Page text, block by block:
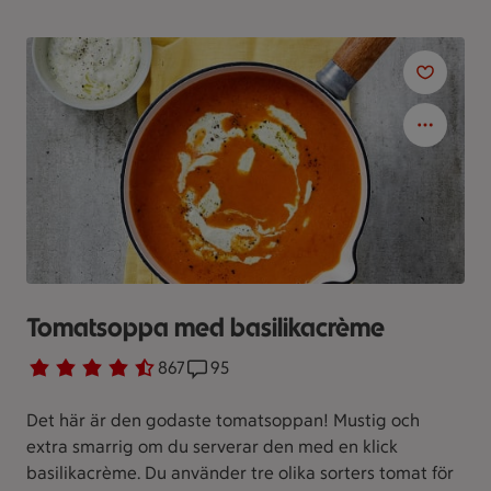
Tomatsoppa med basilikacrème
Betyg 4.4 av 5. 867
867 personer har röstatReceptet har 95 kommentarer
95
Det här är den godaste tomatsoppan! Mustig och
extra smarrig om du serverar den med en klick
basilikacrème. Du använder tre olika sorters tomat för